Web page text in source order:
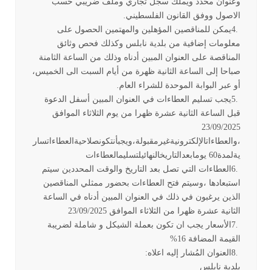
الاصول ووفق القانون الفلسطيني.
4.يمكن للمناقصين المؤهلين والمهتمين الحصول على
معلومات إضافية من بلدية نابلس وكذلك فحص وثائق
المناقصة على العنوان المبين أدناه وذلك من الساعة الثامنة
صباحا إلى الساعة الثانية ظهرة من أيام السبت الى الخميس،
أو عبر البوابة الموحدة للشراء العام.
5.یجب تسلیم العطاءات في العنوان المبین أسفل الدعوة
قبل الساعة الثانية عشرة ظهرا من يوم الثلاثاء الموافق
23/09/2025
،والعطاءاتالإلكترونیةغیرمقبولة،ویجبأنتكونصلاحیةالعطاءاتسار
یةلمدة60 یومابعدالتاریخالنھائيلتسلیمالعطاءات
6. العطاءات التي تصل بعد التاریخ والوقت المحددین سیتم
استبعادھا ،وسیتم فتح العطاءات بحضور ممثلي المناقصین
الذین یرغبون في ذلك في العنوان المبین أدناه في الساعة
الثانية عشرة ظهرا من الثلاثاء الموافق 23/09/2025
7. الأسعار يجب ان تكون بعملة الشيكل و شاملة لضريبة
القيمة المضافة 16
%
8. العنوان المُشار إليه اعلاه:
بلدية نابلس